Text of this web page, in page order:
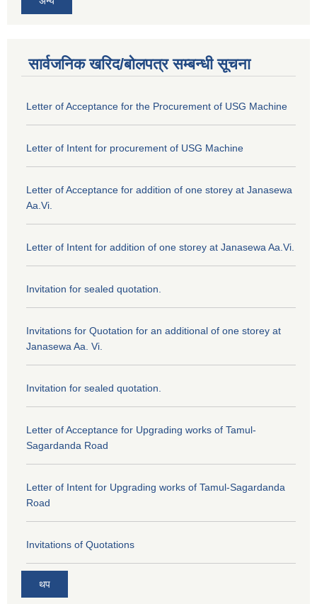
सार्वजनिक खरिद/बोलपत्र सम्बन्धी सूचना
Letter of Acceptance for the Procurement of USG Machine
Letter of Intent for procurement of USG Machine
Letter of Acceptance for addition of one storey at Janasewa
Aa.Vi.
Letter of Intent for addition of one storey at Janasewa Aa.Vi.
Invitation for sealed quotation.
Invitations for Quotation for an additional of one storey at
Janasewa Aa. Vi.
Invitation for sealed quotation.
Letter of Acceptance for Upgrading works of Tamul-
Sagardanda Road
Letter of Intent for Upgrading works of Tamul-Sagardanda
Road
Invitations of Quotations
थप